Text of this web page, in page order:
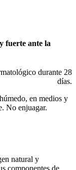
fuerte ante la
durante 28
días.
en medios y
No enjuagar.
natural y